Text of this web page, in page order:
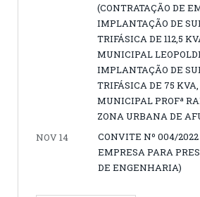
(CONTRATAÇÃO DE
IMPLANTAÇÃO DE
TRIFÁSICA DE 112,5
MUNICIPAL
IMPLANTAÇÃO DE
TRIFÁSICA DE 75
MUNICIPAL PROFª
ZONA URBANA DE
NOV 14
CONVITE Nº 004/2022
EMPRESA PARA
DE ENGENHARIA)